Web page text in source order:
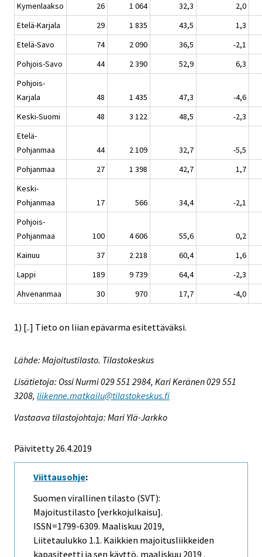
Kymenlaakso
26 1 064 32,3
2,0
Etelä-Karjala
29 1 835 43,5
1,3
Etelä-Savo
74 2 090 36,5
-2,1
Pohjois-Savo
44 2 390 52,9
6,3
Pohjois-
Karjala
48 1 435 47,3
-4,6
Keski-Suomi
48 3 122 48,5
-2,3
Etelä-
Pohjanmaa
44 2 109 32,7
-5,5
Pohjanmaa
27 1 398 42,7
1,7
Keski-
Pohjanmaa
17 566 34,4
-2,1
Pohjois-
Pohjanmaa
100 4 606 55,6
0,2
Kainuu
37 2 218 60,4
1,6
Lappi
189 9 739 64,4
-2,3
Ahvenanmaa
30 970 17,7 -4,0
1) [..] Tieto on liian epävarma esitettäväksi.
Lähde: Majoitustilasto. Tilastokeskus
Lisätietoja: Ossi Nurmi 029 551 2984, Kari Keränen 029 551
3208, liikenne.matkailu@tilastokeskus.fi
Vastaava tilastojohtaja: Mari Ylä-Jarkko
Päivitetty 26.4.2019
Viittausohje:
Suomen virallinen tilasto (SVT):
Majoitustilasto [verkkojulkaisu].
ISSN=1799-6309. Maaliskuu 2019,
Liitetaulukko 1.1. Kaikkien majoitusliikkeiden
kapasiteetti ja sen käyttö, maaliskuu 2019 .